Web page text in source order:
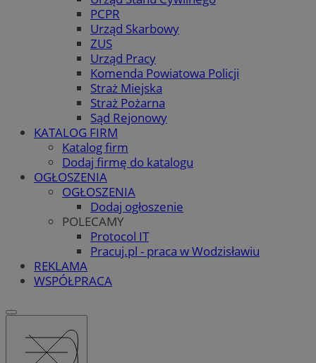
PCPR
Urząd Skarbowy
ZUS
Urząd Pracy
Komenda Powiatowa Policji
Straż Miejska
Straż Pożarna
Sąd Rejonowy
KATALOG FIRM
Katalog firm
Dodaj firmę do katalogu
OGŁOSZENIA
OGŁOSZENIA
Dodaj ogłoszenie
POLECAMY
Protocol IT
Pracuj.pl - praca w Wodzisławiu
REKLAMA
WSPÓŁPRACA